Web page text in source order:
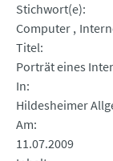
Stichwort(e)
Computer
Titel
Porträt eines
In
Hildesheimer
Am
11.07.2009